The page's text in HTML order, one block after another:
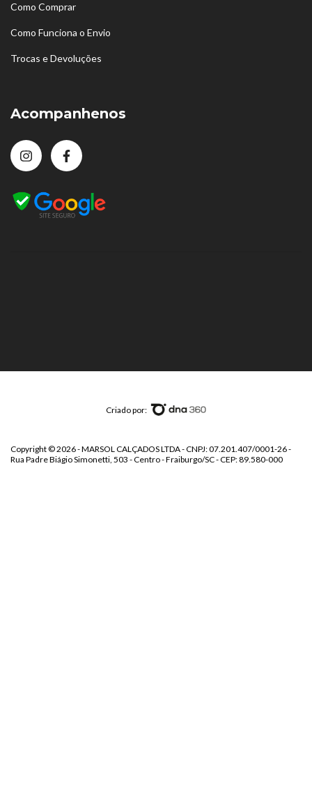
Como Comprar
Como Funciona o Envio
Trocas e Devoluções
Acompanhenos
Criado por:
Copyright © 2026 - MARSOL CALÇADOS LTDA - CNPJ: 07.201.407/0001-26 -
Rua Padre Biágio Simonetti, 503 - Centro - Fraiburgo/SC - CEP: 89.580-000